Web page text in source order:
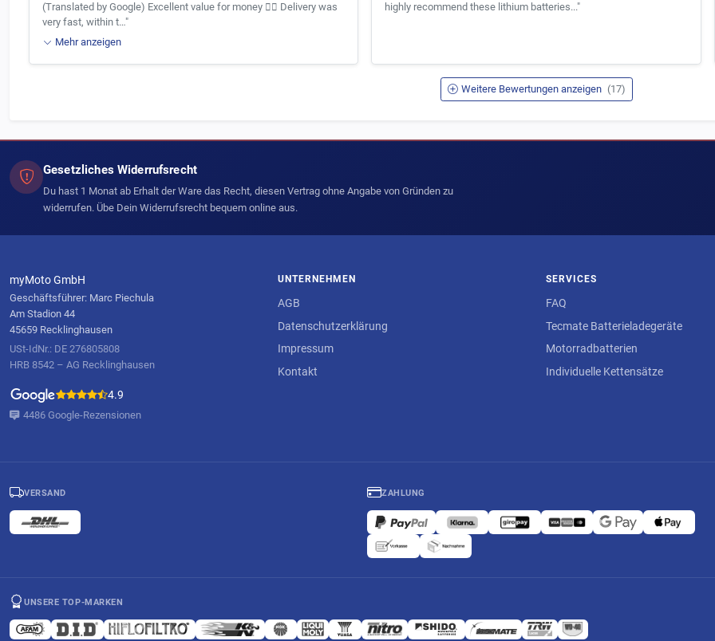
(Translated by Google) Excellent value for money 👍🏻 Delivery was
very fast, within t…"
Mehr anzeigen
highly recommend these lithium batteries..."
Weitere Bewertungen anzeigen (17)
Gesetzliches Widerrufsrecht
Du hast 1 Monat ab Erhalt der Ware das Recht, diesen Vertrag ohne Angabe von Gründen zu
widerrufen. Übe Dein Widerrufsrecht bequem online aus.
myMoto GmbH
Geschäftsführer: Marc Piechula
Am Stadion 44
45659 Recklinghausen
USt-IdNr.: DE 276805808
HRB 8542 – AG Recklinghausen
4.9
4486 Google-Rezensionen
UNTERNEHMEN
AGB
Datenschutzerklärung
Impressum
Kontakt
SERVICES
FAQ
Tecmate Batterieladegeräte
Motorradbatterien
Individuelle Kettensätze
VERSAND ZAHLUNG
UNSERE TOP-MARKEN